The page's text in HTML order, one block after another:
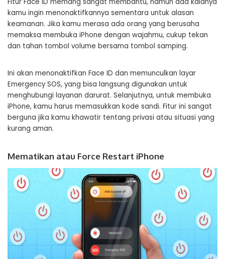
kamu ingin menonaktifkannya sementara untuk alasan
keamanan. Jika kamu merasa ada orang yang berusaha
memaksa membuka iPhone dengan wajahmu, cukup tekan
dan tahan tombol volume bersama tombol samping.
Ini akan menonaktifkan Face ID dan memunculkan layar
Emergency SOS, yang bisa langsung digunakan untuk
menghubungi layanan darurat. Selanjutnya, untuk membuka
iPhone, kamu harus memasukkan kode sandi. Fitur ini sangat
berguna jika kamu khawatir tentang privasi atau situasi yang
kurang aman.
Mematikan atau Force Restart iPhone